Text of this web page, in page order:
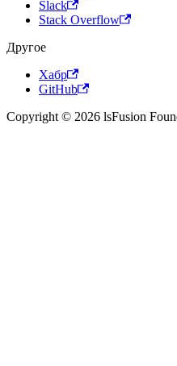
Slack
Stack Overflow
Другое
Хабр
GitHub
Copyright © 2026 lsFusion